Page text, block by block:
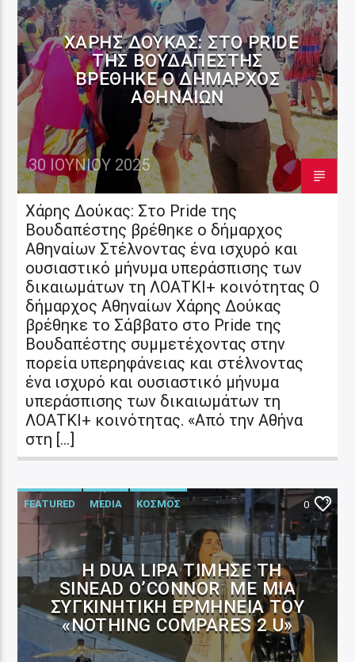
ΧΆΡΗΣ ΔΟΎΚΑΣ: ΣΤΟ PRIDE
ΤΗΣ ΒΟΥΔΑΠΈΣΤΗΣ
ΒΡΈΘΗΚΕ Ο ΔΉΜΑΡΧΟΣ
ΑΘΗΝΑΊΩΝ
30 ΙΟΥΝΊΟΥ 2025
Χάρης Δούκας: Στο Pride της
Βουδαπέστης βρέθηκε ο δήμαρχος
Αθηναίων Στέλνοντας ένα ισχυρό και
ουσιαστικό μήνυμα υπεράσπισης των
δικαιωμάτων τη ΛΟΑΤΚΙ+ κοινότητας Ο
δήμαρχος Αθηναίων Χάρης Δούκας
βρέθηκε το Σάββατο στο Pride της
Βουδαπέστης συμμετέχοντας στην
πορεία υπερηφάνειας και στέλνοντας
ένα ισχυρό και ουσιαστικό μήνυμα
υπεράσπισης των δικαιωμάτων τη
ΛΟΑΤΚΙ+ κοινότητας. «Από την Αθήνα
στη […]
FEATURED MEDIA ΚΟΣΜΟΣ
ΜΟΥΣΙΚΑ ΝΕΑ
0
Η DUA LIPA ΤΊΜΗΣΕ ΤΗ
SINEAD O’CONNOR ΜΕ ΜΙΑ
ΣΥΓΚΙΝΗΤΙΚΉ ΕΡΜΗΝΕΊΑ ΤΟΥ
«NOTHING COMPARES 2 U»